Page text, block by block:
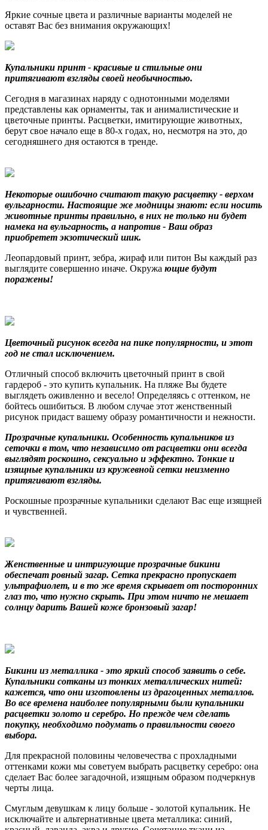
Яркие сочные цвета и различные варианты моделей не
оставят Вас без внимания окружающих!
Купальники принт - красивые и стильные они
притягивают взгляды своей необычностью.
Сегодня в магазинах наряду с однотонными моделями
представлены как орнаменты, так и анималистические и
цветочные принты. Расцветки, имитирующие животных,
берут свое начало еще в 80-х годах, но, несмотря на это, до
сегодняшнего дня остаются в тренде.
Некоторые ошибочно считают такую расцветку - верхом
вульгарности. Настоящие же модницы знают: если носить
животные принты правильно, в них не только ни будет
намека на вульгарность, а напротив - Ваш образ
приобретет экзотический шик.
Леопардовый принт, зебра, жираф или питон Вы каждый раз
выглядите совершенно иначе. Окружа ющие будут
поражены!
Цветочный рисунок всегда на пике популярности, и этот
год не стал исключением.
Отличный способ включить цветочный принт в свой
гардероб - это купить купальник. На пляже Вы будете
выглядеть оживленно и весело! Определяясь с оттенком, не
бойтесь ошибиться. В любом случае этот женственный
рисунок придаст вашему образу романтичности и нежности.
Прозрачные купальники. Особенность купальников из
сеточки в том, что независимо от расцветки они всегда
выглядят роскошно, сексуально и эффектно. Тонкие и
изящные купальники из кружевной сетки неизменно
притягивают взгляды.
Роскошные прозрачные купальники сделают Вас еще изящней
и чувственней.
Женственные и интригующие прозрачные бикини
обеспечат ровный загар. Сетка прекрасно пропускает
ультрафиолет, и в то же время скрывает от посторонних
глаз то, что нужно скрыть. При этом ничто не мешает
солнцу дарить Вашей коже бронзовый загар!
Бикини из металлика - это яркий способ заявить о себе.
Купальники сотканы из тонких металлических нитей:
кажется, что они изготовлены из драгоценных металлов.
Во все времена наиболее популярными были купальники
расцветки золото и серебро. Но прежде чем сделать
покупку, необходимо подумать о правильности своего
выбора.
Для прекрасной половины человечества с прохладными
оттенками кожи мы советуем выбрать расцветку серебро: она
сделает Вас более загадочной, изящным образом подчеркнув
черты лица.
Смуглым девушкам к лицу больше - золотой купальник. Не
исключайте и альтернативные цвета металлика: синий,